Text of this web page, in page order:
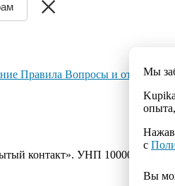
Мы
Нажав
с
Вы
Правила Вопросы и ответы
контакт». УНП 100008738.